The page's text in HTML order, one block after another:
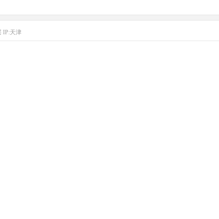
IP:天津